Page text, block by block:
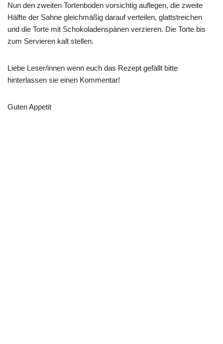
Nun den zweiten Tortenboden vorsichtig auflegen, die zweite
Hälfte der Sahne gleichmäßig darauf verteilen, glattstreichen
und die Torte mit Schokoladenspänen verzieren. Die Torte bis
zum Servieren kalt stellen.
Liebe Leser/innen wenn euch das Rezept gefällt bitte
hinterlassen sie einen Kommentar!
Guten Appetit